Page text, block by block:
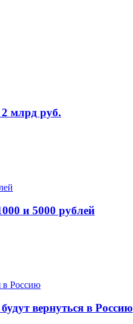
млрд руб.
и 5000 рублей
вернуться в Россию